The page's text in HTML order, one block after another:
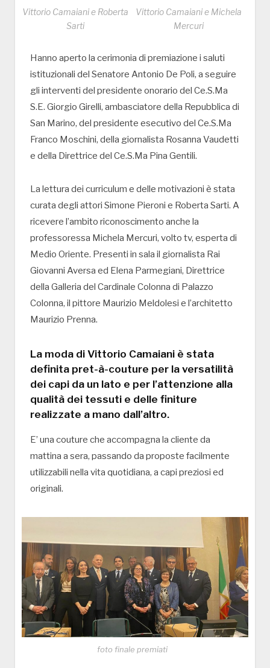
Vittorio Camaiani e Roberta
Sarti
Vittorio Camaiani e Michela
Mercuri
Hanno aperto la cerimonia di premiazione i saluti
istituzionali del Senatore Antonio De Poli, a seguire
gli interventi del presidente onorario del Ce.S.Ma
S.E. Giorgio Girelli, ambasciatore della Repubblica di
San Marino, del presidente esecutivo del Ce.S.Ma
Franco Moschini, della giornalista Rosanna Vaudetti
e della Direttrice del Ce.S.Ma Pina Gentili.
La lettura dei curriculum e delle motivazioni è stata
curata degli attori Simone Pieroni e Roberta Sarti. A
ricevere l’ambito riconoscimento anche la
professoressa Michela Mercuri, volto tv, esperta di
Medio Oriente. Presenti in sala il giornalista Rai
Giovanni Aversa ed Elena Parmegiani, Direttrice
della Galleria del Cardinale Colonna di Palazzo
Colonna, il pittore Maurizio Meldolesi e l’architetto
Maurizio Prenna.
La moda di Vittorio Camaiani è stata
definita pret-à-couture per la versatilità
dei capi da un lato e per l’attenzione alla
qualità dei tessuti e delle finiture
realizzate a mano dall’altro.
E’ una couture che accompagna la cliente da
mattina a sera, passando da proposte facilmente
utilizzabili nella vita quotidiana, a capi preziosi ed
originali.
foto finale premiati